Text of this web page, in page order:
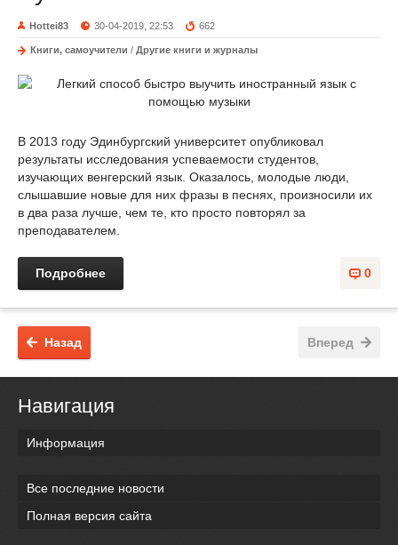
Hottei83 30-04-2019, 22:53 662
Книги, самоучители / Другие книги и журналы
В 2013 году Эдинбургский университет опубликовал
результаты исследования успеваемости студентов,
изучающих венгерский язык. Оказалось, молодые люди,
слышавшие новые для них фразы в песнях, произносили их
в два раза лучше, чем те, кто просто повторял за
преподавателем.
0
Подробнее
Вперед
Назад
Навигация
Информация
Все последние новости
Полная версия сайта